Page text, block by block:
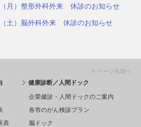
（月）整形外科外来 休診のお知らせ
（土）脳外科外来 休診のお知らせ
ページ先頭へ
表
健康診断／人間ドック
企業健診・人間ドックのご案内
各市のがん検診プラン
脳ドック